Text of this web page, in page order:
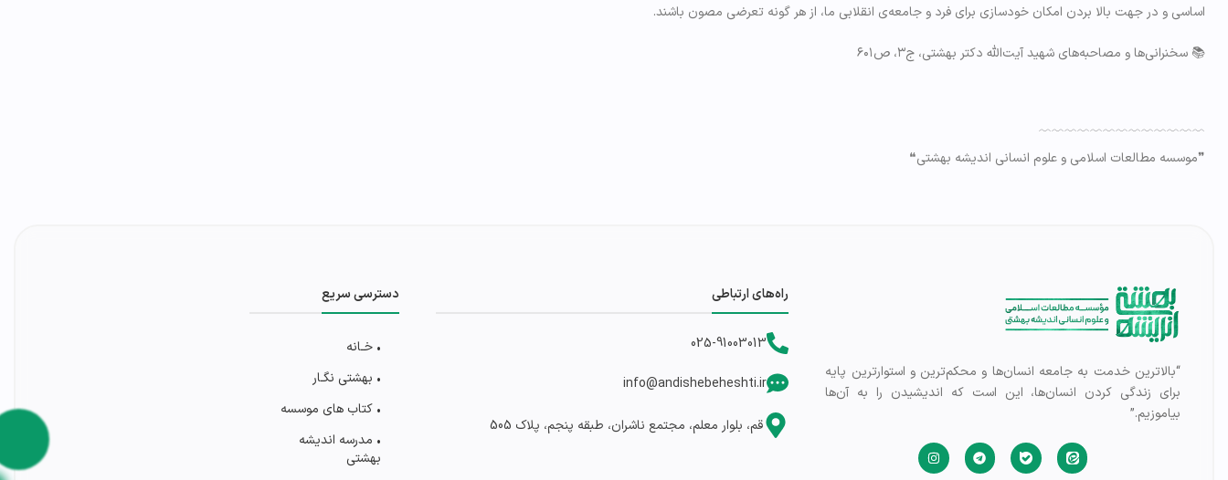
اساسی و در جهت بالا بردن امکان خودسازی برای فرد و جامعه‌ی انقلابی ما، از هر گونه تعرضی مصون باشند.
📚 سخنرانی‌ها و مصاحبه‌های شهید آیت‌الله دکتر بهشتی، ج۳، ص۶۰۱
﹋﹋﹋﹋﹋﹋﹋﹋﹋﹋﹋﹋﹋
❞موسسه مطالعات اسلامی و علوم انسانی اندیشه بهشتی❝
“بالاترین خدمت به جامعه انسان‌ها و محکم‌ترین و استوارترین پایه
برای زندگی کردن انسان‌ها، این است که اندیشیدن را به آن‌ها
بیاموزیم.”
راه‌های ارتباطی
025-91003013
info@andishebeheshti.ir
قم، بلوار معلم، مجتمع ناشران، طبقه پنجم، پلاک 505
دسترسی سریع
• خـانه
• بهشتی‌ نگـار
• کتاب های موسسه
• مدرسه اندیشه
بهشتی